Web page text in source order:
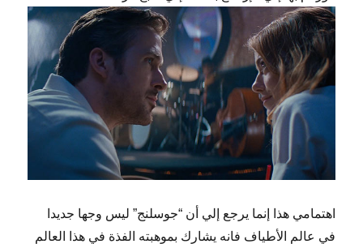
اهتمامي هذا إنما يرجع إلي أن “جوسلنج” ليس وجها جديدا
في عالم الأطياف فانه يشارك بموهبته الفذة في هذا العالم